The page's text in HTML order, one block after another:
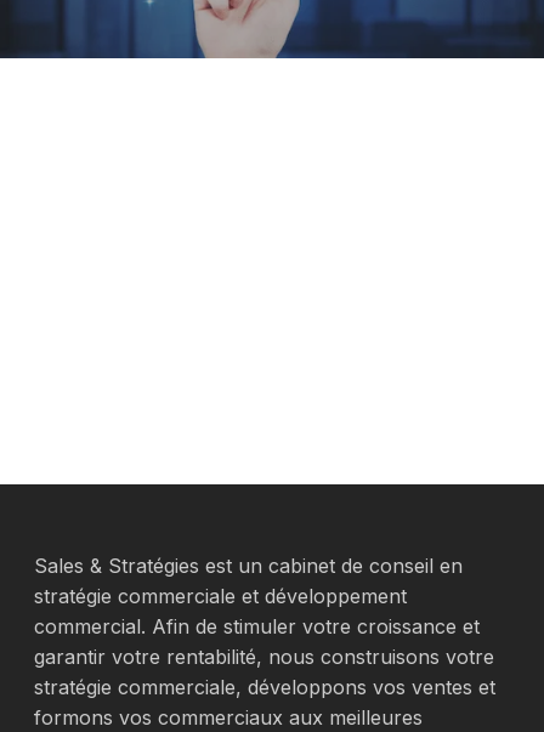
Sales & Stratégies est un cabinet de conseil en
stratégie commerciale et développement
commercial. Afin de stimuler votre croissance et
garantir votre rentabilité, nous construisons votre
stratégie commerciale, développons vos ventes et
formons vos commerciaux aux meilleures